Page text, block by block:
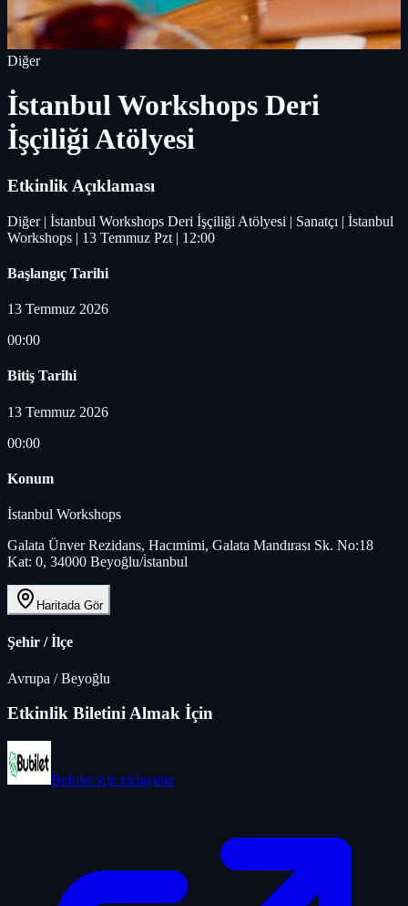
Diğer
İstanbul Workshops Deri
İşçiliği Atölyesi
Etkinlik Açıklaması
Diğer | İstanbul Workshops Deri İşçiliği Atölyesi | Sanatçı | İstanbul
Workshops | 13 Temmuz Pzt | 12:00
Başlangıç Tarihi
13 Temmuz 2026
00:00
Bitiş Tarihi
13 Temmuz 2026
00:00
Konum
İstanbul Workshops
Galata Ünver Rezidans, Hacımimi, Galata Mandırası Sk. No:18
Kat: 0, 34000 Beyoğlu/i̇stanbul
Haritada Gör
Şehir / İlçe
Avrupa /Beyoğlu
Etkinlik Biletini Almak İçin
Bubilet için tıklayınız